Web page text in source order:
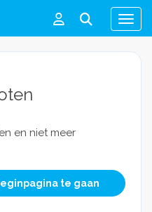
Menu
en niet meer
te gaan